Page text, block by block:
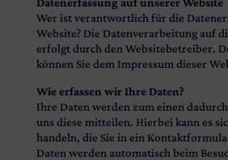
Wer ist verantwortlich für die
Website? Die Datenverarbeitung auf
erfolgt durch den Websitebetreiber.
können Sie dem Impressum dieser
Wie erfassen wir Ihre Daten?
Ihre Daten werden zum einen
uns diese mitteilen. Hierbei kann es
handeln, die Sie in ein
Daten werden automatisch beim